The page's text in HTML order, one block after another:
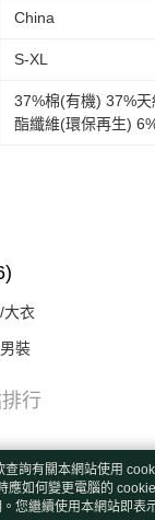
China
S-XL
37%棉(有機) 37%
酯纖維(環保再生)
大衣
裝
行
詢有關本網站使用
應如何變更電腦的
您繼續使用本網站即表